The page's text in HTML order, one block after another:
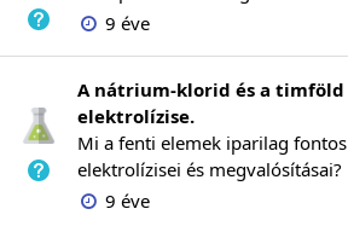
9 éve
A nátrium-klorid és a timföld
elektrolízise.
Mi a fenti elemek iparilag fontos
elektrolízisei és megvalósításai?
9 éve